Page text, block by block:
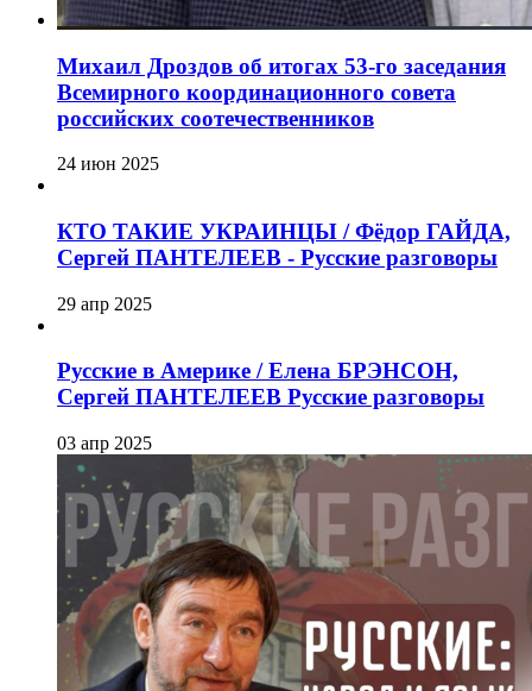
Михаил Дроздов об итогах 53-го заседания
Всемирного координационного совета
российских соотечественников
24 июн 2025
КТО ТАКИЕ УКРАИНЦЫ / Фёдор ГАЙДА,
Сергей ПАНТЕЛЕЕВ - Русские разговоры
29 апр 2025
Русские в Америке / Елена БРЭНСОН,
Сергей ПАНТЕЛЕЕВ Русские разговоры
03 апр 2025